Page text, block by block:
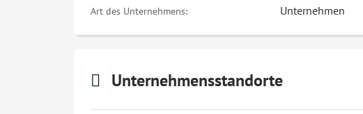
Art des Unternehmens: Unternehmen
Unternehmensstandorte